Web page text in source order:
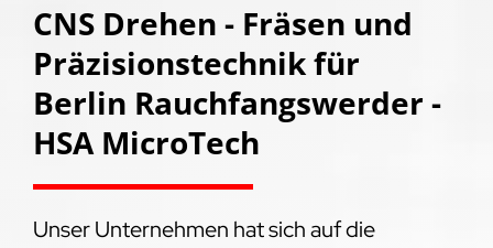
CNS Drehen - Fräsen und
Präzisionstechnik für
Berlin Rauchfangswerder -
HSA MicroTech
Unser Unternehmen hat sich auf die